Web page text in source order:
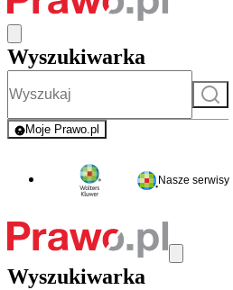
Wyszukiwarka
Szukaj
Moje Prawo.pl
- rejestracja i logowanie do serwisu
Nasze serwisy
Wyszukiwarka